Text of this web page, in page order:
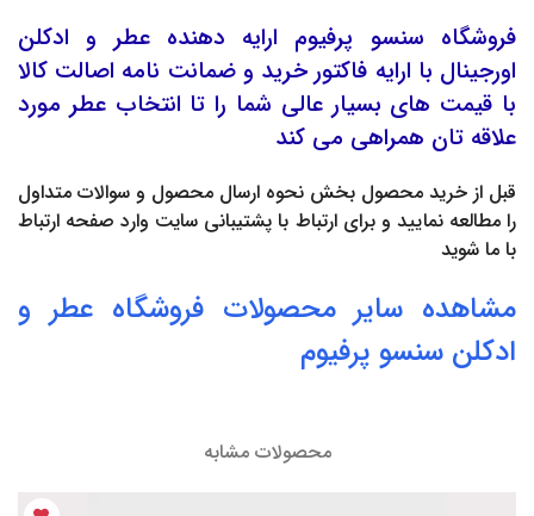
فروشگاه سنسو پرفیوم ارایه دهندهعطر و ادکلن
اورجینال با ارایه فاکتور خرید و ضمانت نامه اصالت کالا
با قیمت های بسیار عالی شما را تا انتخاب عطر مورد
علاقه تان همراهی می کند
قبل از خرید محصول بخش نحوه ارسال محصول و سوالات متداول
را مطالعه نمایید و برای ارتباط با پشتیبانی سایت وارد صفحه ارتباط
با ما شوید
مشاهده سایر محصولات فروشگاه عطرو
ادکلن سنسو پرفیوم
محصولات مشابه